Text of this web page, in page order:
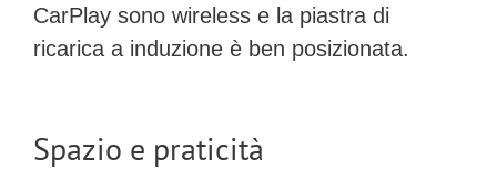
CarPlay sono wireless e la piastra di
ricarica a induzione è ben posizionata.
Spazio e praticità